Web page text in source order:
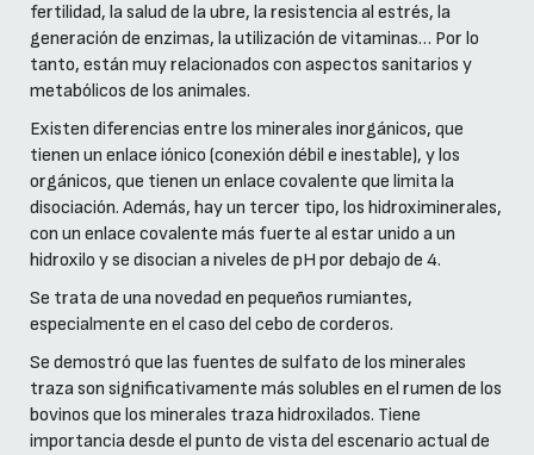
fertilidad, la salud de la ubre, la resistencia al estrés, la
generación de enzimas, la utilización de vitaminas… Por lo
tanto, están muy relacionados con aspectos sanitarios y
metabólicos de los animales.
Existen diferencias entre los minerales inorgánicos, que
tienen un enlace iónico (conexión débil e inestable), y los
orgánicos, que tienen un enlace covalente que limita la
disociación. Además, hay un tercer tipo, los hidroximinerales,
con un enlace covalente más fuerte al estar unido a un
hidroxilo y se disocian a niveles de pH por debajo de 4.
Se trata de una novedad en pequeños rumiantes,
especialmente en el caso del cebo de corderos.
Se demostró que las fuentes de sulfato de los minerales
traza son significativamente más solubles en el rumen de los
bovinos que los minerales traza hidroxilados. Tiene
importancia desde el punto de vista del escenario actual de